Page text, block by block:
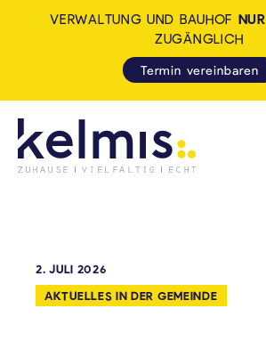
VERWALTUNG UND BAUHOF NUR
ZUGÄNGLICH
Termin vereinbaren
2. JULI 2026
AKTUELLES IN DER GEMEINDE